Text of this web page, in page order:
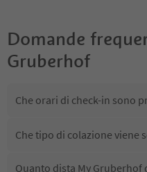
Domande
Gruberhof
Che orari di check-in sono
Che tipo di colazione viene
Quanto dista My Gruberhof